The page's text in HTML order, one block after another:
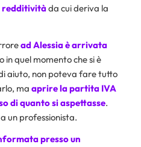
redditivitàda cui deriva la
ad Alessia è arrivata
in quel momento che si è
aiuto, non poteva fare tutto
ma aprire la partita IVA
di quanto si aspettasse.
un professionista.
presso un